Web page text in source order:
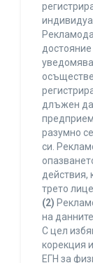
длъжен да
разумно
си.
действия,
трето
(2)
на
С цел
корекция
ЕГН за